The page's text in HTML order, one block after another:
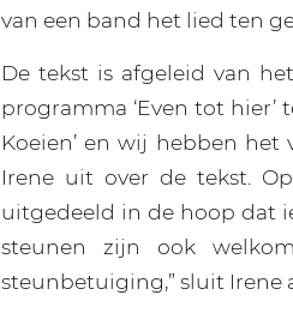
van een band het lied ten
De tekst is afgeleid van
programma ‘Even tot hier’
Koeien’ en wij hebben het
Irene uit over de tekst.
uitgedeeld in de hoop dat
steunen zijn ook
steunbetuiging,” sluit Irene